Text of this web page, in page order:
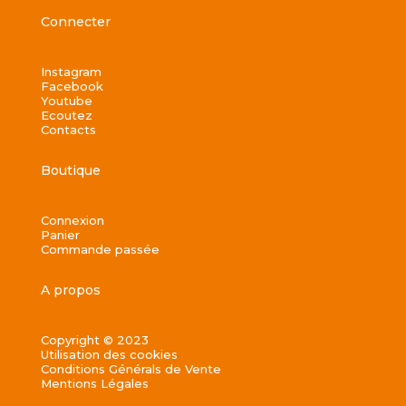
Connecter
Instagram
Facebook
Youtube
Ecoutez
Contacts
Boutique
Connexion
Panier
Commande passée
A propos
Copyright © 2023
Utilisation des cookies
Conditions Générals de Vente
Mentions Légales